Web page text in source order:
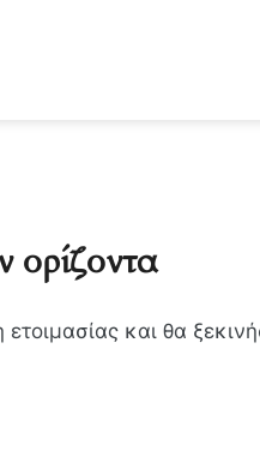
και θα